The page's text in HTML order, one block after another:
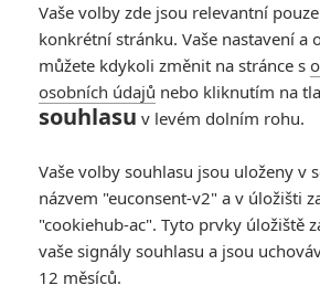
něj
Jaaaara |
Jaaaara |
Vaše volby zde jsou relevantní
konkrétní stránku. Vaše nastavení a
můžete kdykoli změnit na stránce s
osobních údajů nebo kliknutím na
souhlasu v levém dolním rohu.
Vaše volby souhlasu jsou uloženy v
názvem "euconsent-v2" a v úložišti
"cookiehub-ac". Tyto prvky úložiště
vaše signály souhlasu a jsou
12 měsíců.